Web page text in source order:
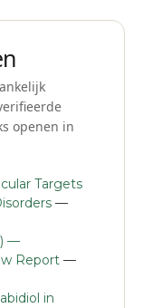
openen in
Targets
—
—
Report —
in